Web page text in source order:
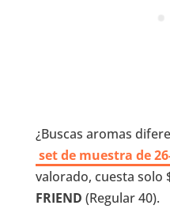
¿Buscas aromas
set de muestra de
valorado, cuesta solo
FRIEND (Regular 40).